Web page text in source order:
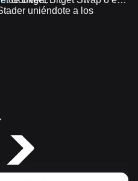
uniéndote a los